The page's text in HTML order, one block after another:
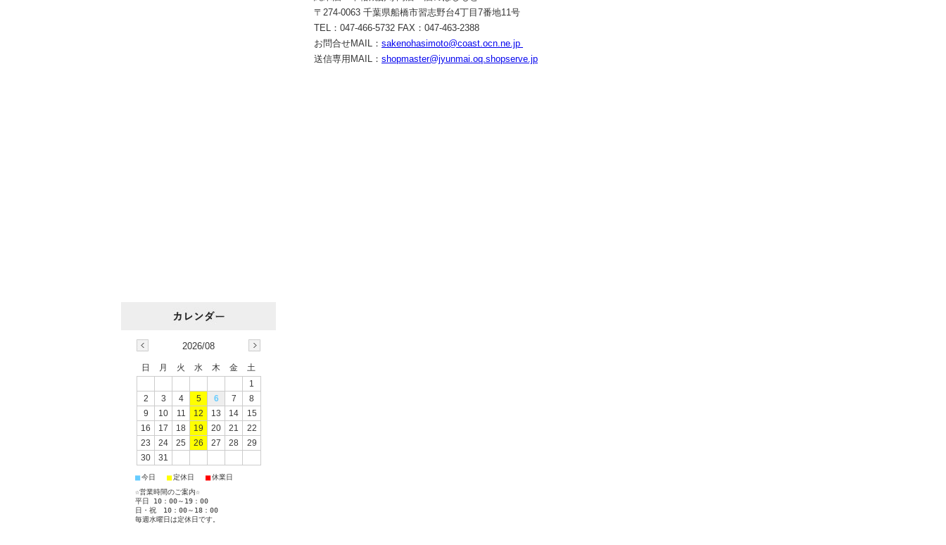
〒274-0063 千葉県船橋市習志野台4丁目7番地11号
TEL：047-466-5732 FAX：047-463-2388
お問合せMAIL： sakenohasimoto@coast.ocn.ne.jp
送信専用MAIL： shopmaster@jyunmai.oq.shopserve.jp
2026/08
日 月 火 水 木 金
土
1
2
3 4 5 6 7
8
9
10 11 12 13 14
15
16
17 18 19 20 21
22
23
24 25 26 27 28
29
30
31
■今日 ■定休日 ■休業日
☆営業時間のご案内☆
平日 10：00～19：00
日・祝 10：00～18：00
毎週水曜日は定休日です。